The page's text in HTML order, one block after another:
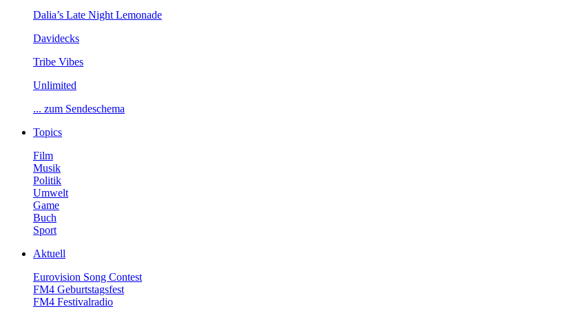
Dalia’sLateNightLemonade
Davidecks
TribeVibes
Unlimited
...zumSendeschema
Topics
Film
Musik
Politik
Umwelt
Game
Buch
Sport
Aktuell
EurovisionSongContest
FM4Geburtstagsfest
FM4Festivalradio